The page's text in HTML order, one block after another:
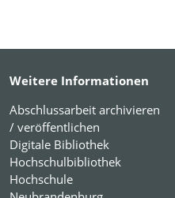
Weitere Informationen
Abschlussarbeit archivieren
/ veröffentlichen
Digitale Bibliothek
Hochschulbibliothek
Hochschule